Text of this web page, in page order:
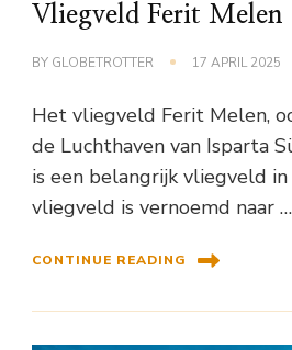
Vliegveld Ferit Melen
BY GLOBETROTTER 17 APRIL 2025
Het vliegveld Ferit Melen,
de Luchthaven van Isparta
is een belangrijk vliegveld
vliegveld is vernoemd naar …
CONTINUE READING